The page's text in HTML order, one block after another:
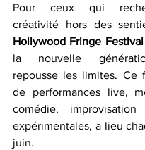
Pour ceux qui
Hollywood Fringe Festival
la nouvelle
repousse les limites. Ce
de performances live,
comédie,
expérimentales, a lieu
juin.